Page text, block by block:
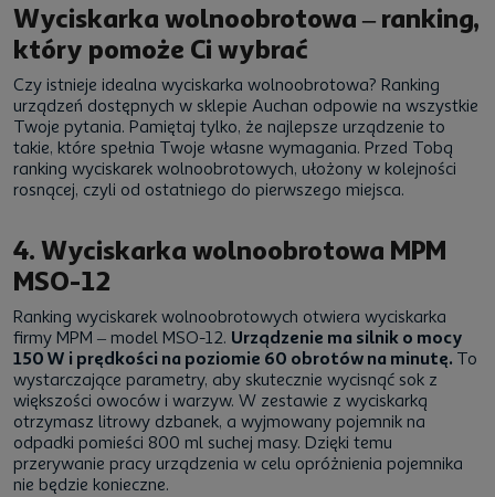
Wyciskarka wolnoobrotowa – ranking,
który pomoże Ci wybrać
Czy istnieje idealna wyciskarka wolnoobrotowa? Ranking
urządzeń dostępnych w sklepie Auchan odpowie na wszystkie
Twoje pytania. Pamiętaj tylko, że najlepsze urządzenie to
takie, które spełnia Twoje własne wymagania. Przed Tobą
ranking wyciskarek wolnoobrotowych, ułożony w kolejności
rosnącej, czyli od ostatniego do pierwszego miejsca.
4. Wyciskarka wolnoobrotowa MPM
MSO-12
Ranking wyciskarek wolnoobrotowych otwiera wyciskarka
firmy MPM – model MSO-12. Urządzenie ma silnik o mocy
150 W i prędkości na poziomie 60 obrotów na minutę. To
wystarczające parametry, aby skutecznie wycisnąć sok z
większości owoców i warzyw. W zestawie z wyciskarką
otrzymasz litrowy dzbanek, a wyjmowany pojemnik na
odpadki pomieści 800 ml suchej masy. Dzięki temu
przerywanie pracy urządzenia w celu opróżnienia pojemnika
nie będzie konieczne.